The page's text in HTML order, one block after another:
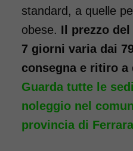
Noleggio sedia
standard, a quelle
obese. Il prezzo
7 giorni varia dai
consegna e ritiro
Guarda tutte le
noleggio nel
provincia di Ferrara